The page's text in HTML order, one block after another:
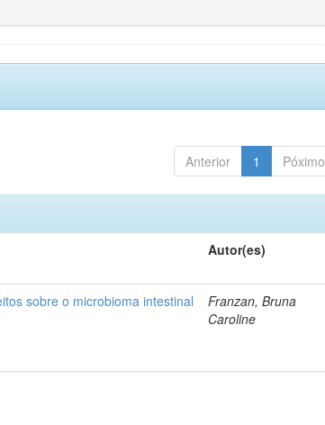
Anterior 1 Póximo
Autor(es)
sobre o microbioma intestinal
Franzan, Bruna
Caroline